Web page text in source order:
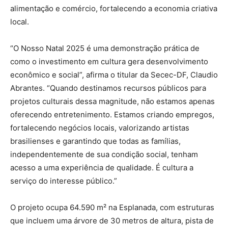
alimentação e comércio, fortalecendo a economia criativa
local.
“O Nosso Natal 2025 é uma demonstração prática de
como o investimento em cultura gera desenvolvimento
econômico e social”, afirma o titular da Secec-DF, Claudio
Abrantes. “Quando destinamos recursos públicos para
projetos culturais dessa magnitude, não estamos apenas
oferecendo entretenimento. Estamos criando empregos,
fortalecendo negócios locais, valorizando artistas
brasilienses e garantindo que todas as famílias,
independentemente de sua condição social, tenham
acesso a uma experiência de qualidade. É cultura a
serviço do interesse público.”
O projeto ocupa 64.590 m² na Esplanada, com estruturas
que incluem uma árvore de 30 metros de altura, pista de